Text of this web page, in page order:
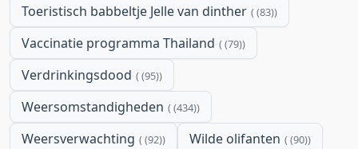
Toeristisch babbeltje Jelle van dinther (83)
Vaccinatie programma Thailand (79)
Verdrinkingsdood (95)
Weersomstandigheden (434)
Weersverwachting (92) Wilde olifanten (90)